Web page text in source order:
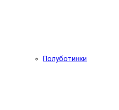
Полуботинки